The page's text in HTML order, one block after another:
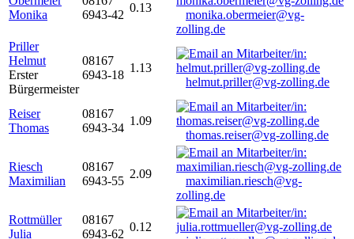
Monika
6943-42
0.13
monika.obermeier@vg-
zolling.de
Priller
Helmut
Erster
Bürgermeister
08167
6943-18
1.13
helmut.priller@vg-zolling.de
Reiser
Thomas
08167
6943-34
1.09
thomas.reiser@vg-zolling.de
Riesch
Maximilian
08167
6943-55
2.09
maximilian.riesch@vg-
zolling.de
Rottmüller
Julia
08167
6943-62
0.12